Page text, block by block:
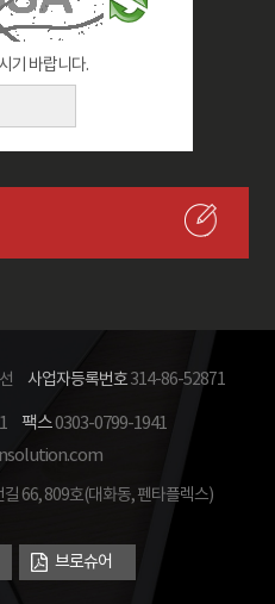
기 바랍니다.
사업자등록번호314-86-52871
팩스0303-0799-1941
66, 809호(대화동, 펜타플렉스)
브로슈어